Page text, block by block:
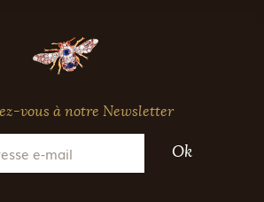
vous à notre Newsletter
Ok